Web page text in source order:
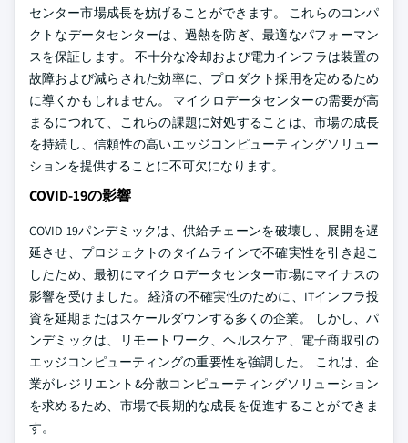
センター市場成長を妨げることができます。 これらのコンパ
クトなデータセンターは、過熱を防ぎ、最適なパフォーマン
スを保証します。 不十分な冷却および電力インフラは装置の
故障および減らされた効率に、プロダクト採用を定めるため
に導くかもしれません。 マイクロデータセンターの需要が高
まるにつれて、これらの課題に対処することは、市場の成長
を持続し、信頼性の高いエッジコンピューティングソリュー
ションを提供することに不可欠になります。
COVID-19の影響
COVID-19パンデミックは、供給チェーンを破壊し、展開を遅
延させ、プロジェクトのタイムラインで不確実性を引き起こ
したため、最初にマイクロデータセンター市場にマイナスの
影響を受けました。 経済の不確実性のために、ITインフラ投
資を延期またはスケールダウンする多くの企業。 しかし、パ
ンデミックは、リモートワーク、ヘルスケア、電子商取引の
エッジコンピューティングの重要性を強調した。 これは、企
業がレジリエント&分散コンピューティングソリューション
を求めるため、市場で長期的な成長を促進することができま
す。